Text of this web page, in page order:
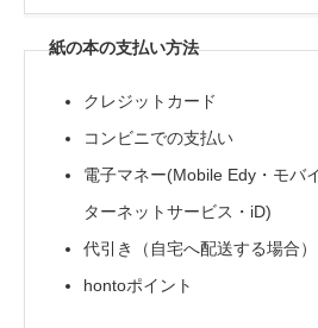
紙の本の支払い方法
クレジットカード
コンビニでの支払い
電子マネー(Mobile Edy・モバ
ターネットサービス・iD)
代引き（自宅へ配送する場合）
hontoポイント